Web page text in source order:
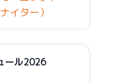
イター）
ール2026